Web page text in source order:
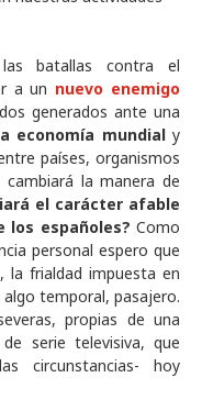
batallas contra el
a un nuevo enemigo
generados ante una
economía mundialy
países, organismos
la manera de
el carácter afable
los españoles? Como
personal espero que
la frialdad impuesta en
algo temporal, pasajero.
propias de una
de serie televisiva, que
circunstancias- hoy